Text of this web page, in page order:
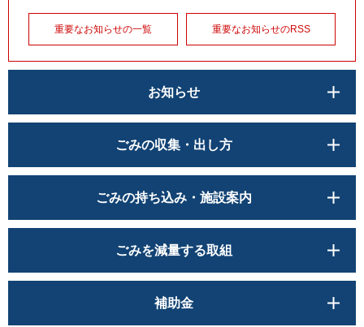
重要なお知らせの一覧 重要なお知らせのRSS
お知らせ
ごみの収集・出し方
ごみの持ち込み・施設案内
ごみを減量する取組
補助金